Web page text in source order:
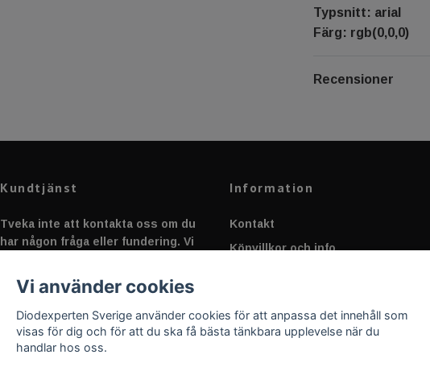
Typsnitt: arial
Färg: rgb(0,0,0)
Recensioner
Kundtjänst
Tveka inte att kontakta oss om du
har någon fråga eller fundering. Vi
Information
Kontakt
Köpvillkor och info
Applicering av Dekal
Vi använder cookies
Diodexperten Sverige använder cookies för att anpassa det innehåll som
visas för dig och för att du ska få bästa tänkbara upplevelse när du
handlar hos oss.